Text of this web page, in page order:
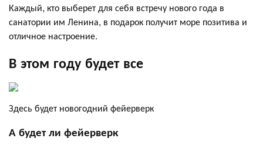
Каждый, кто выберет для себя встречу нового года в
санатории им Ленина, в подарок получит море позитива и
отличное настроение.
В этом году будет все
Здесь будет новогодний фейерверк
А будет ли фейерверк